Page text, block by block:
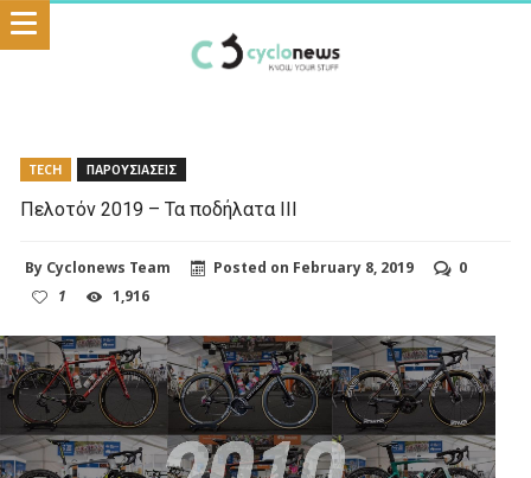
TECH ΠΑΡΟΥΣΙΑΣΕΙΣ
Πελοτόν 2019 – Τα ποδήλατα ΙΙΙ
By Cyclonews Team Posted on February 8, 2019
0
1
1,916